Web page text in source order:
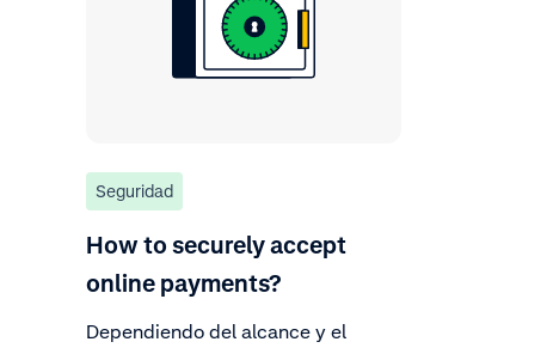
Seguridad
How to securely accept
online payments?
Dependiendo del alcance y el